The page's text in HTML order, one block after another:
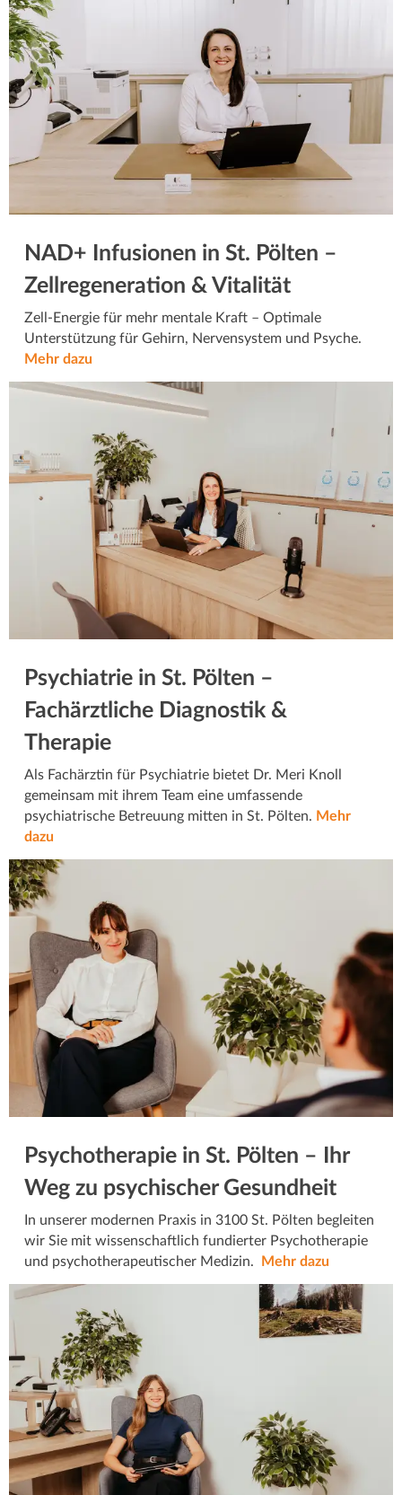
NAD+ Infusionen in St. Pölten –
Zellregeneration & Vitalität
Zell-Energie für mehr mentale Kraft – Optimale
Unterstützung für Gehirn, Nervensystem und Psyche.
Mehr dazu
Psychiatrie in St. Pölten –
Fachärztliche Diagnostik &
Therapie
Als Fachärztin für Psychiatrie bietet Dr. Meri Knoll
gemeinsam mit ihrem Team eine umfassende
psychiatrische Betreuung mitten in St. Pölten. Mehr
dazu
Psychotherapie in St. Pölten – Ihr
Weg zu psychischer Gesundheit
In unserer modernen Praxis in 3100 St. Pölten begleiten
wir Sie mit wissenschaftlich fundierter Psychotherapie
und psychotherapeutischer Medizin.
Mehr dazu